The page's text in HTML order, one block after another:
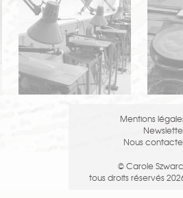
Mentions
Nous
© Carole
tous droits réservés